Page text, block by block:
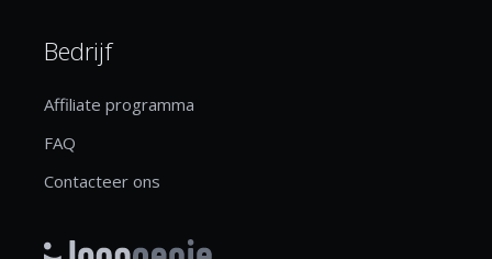
Bedrijf
Affiliate programma
FAQ
Contacteer ons